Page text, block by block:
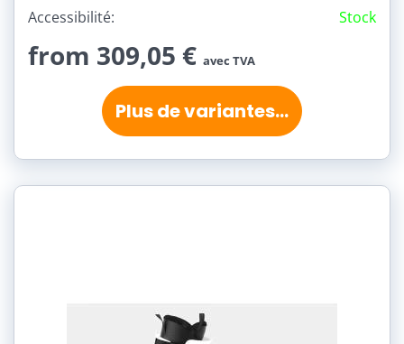
Accessibilité: Stock
from 309,05 € avec TVA
Plus de variantes...